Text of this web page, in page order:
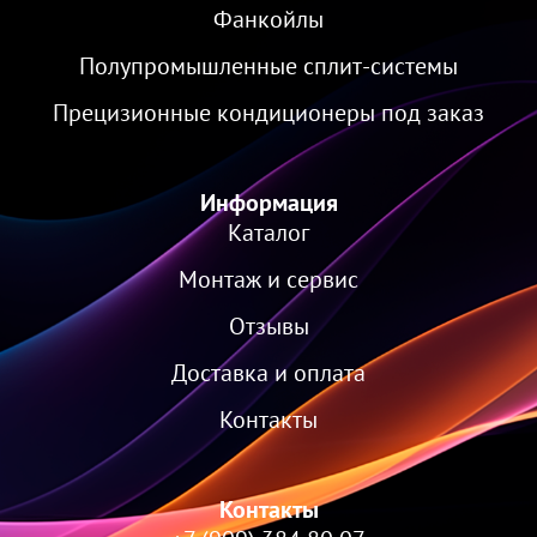
Фанкойлы
Полупромышленные сплит-системы
Прецизионные кондиционеры под заказ
Информация
Каталог
Монтаж и сервис
Отзывы
Доставка и оплата
Контакты
Контакты